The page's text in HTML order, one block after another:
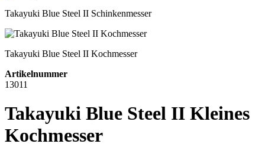
Takayuki Blue Steel II Schinkenmesser
Takayuki Blue Steel II Kochmesser
Artikelnummer
13011
Takayuki Blue Steel II Kleines
Kochmesser